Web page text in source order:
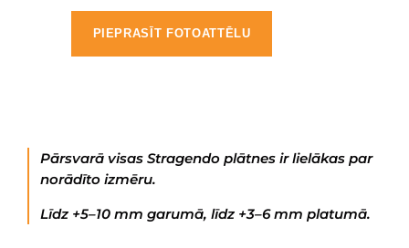
PIEPRASĪT FOTOATTĒLU
Pārsvarā visas Stragendo plātnes ir lielākas par
norādīto izmēru.
Līdz +5–10 mm garumā, līdz +3–6 mm platumā.